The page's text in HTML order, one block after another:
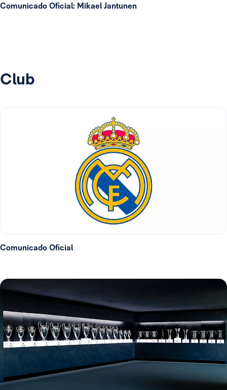
Comunicado Oficial: Mikael Jantunen
Club
Comunicado Oficial